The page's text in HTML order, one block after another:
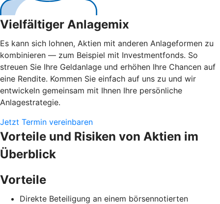
Vielfältiger Anlagemix
Es kann sich lohnen, Aktien mit anderen Anlageformen zu
kombinieren — zum Beispiel mit Investmentfonds. So
streuen Sie Ihre Geldanlage und erhöhen Ihre Chancen auf
eine Rendite. Kommen Sie einfach auf uns zu und wir
entwickeln gemeinsam mit Ihnen Ihre persönliche
Anlagestrategie.
Jetzt Termin vereinbaren
Vorteile und Risiken von Aktien im
Überblick
Vorteile
Direkte Beteiligung an einem börsennotierten